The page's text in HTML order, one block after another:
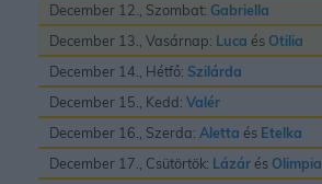
December 12., Szombat: Gabriella
December 13., Vasárnap: Luca és Otilia
December 14., Hétfő: Szilárda
December 15., Kedd: Valér
December 16., Szerda: Aletta és Etelka
December 17., Csütörtök: Lázár és Olimpia